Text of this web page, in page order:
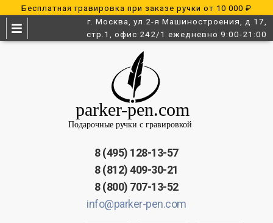
Бесплатная гравировка при заказе ручки от 10 000 ₽
г. Москва, ул.2-я Машиностроения, д.17,
стр.1, офис 242/1 ежедневно 9:00-21:00
8 (495) 128-13-57
8 (812) 409-30-21
8 (800) 707-13-52
info@parker-pen.com